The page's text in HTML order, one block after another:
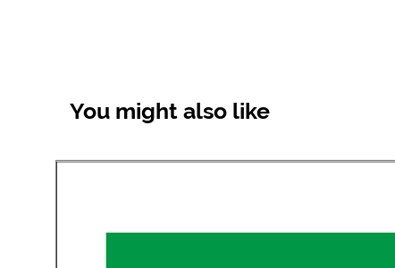
You might also like